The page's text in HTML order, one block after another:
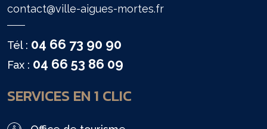
contact@ville-aigues-mortes.fr
Tél : 04 66 73 90 90
Fax : 04 66 53 86 09
SERVICES EN 1 CLIC